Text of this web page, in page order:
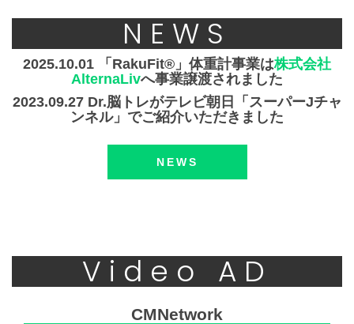
NEWS
2025.10.01 「RakuFit®」体重計事業は株式会社
AlternaLivへ事業譲渡されました
2023.09.27 Dr.脳トレがテレビ朝日「スーパーJチャ
ンネル」でご紹介いただきました
NEWS
Video AD
CMNetwork